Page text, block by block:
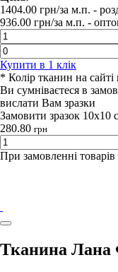
1404.00 грн/за м.п. -
936.00 грн/за м.п. -
Купити в 1 клiк
* Колір тканин на сайті
Ви сумніваєтеся в
вислати Вам зразки
Замовити зразок 10х10
280.80 грн
При замовленні
Тканина Лана